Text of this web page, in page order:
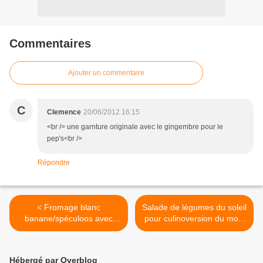
Commentaires
Ajouter un commentaire
C Clemence 20/06/2012 16:15
<br /> une garnture originale avec le gingembre pour le
pep's<br />
Répondre
< Fromage blanc
banane/spéculoos avec
mon nouveau partenaire
Salade de légumes du soleil
pour culinoversion du mois
de juin. >
Hébergé par Overblog